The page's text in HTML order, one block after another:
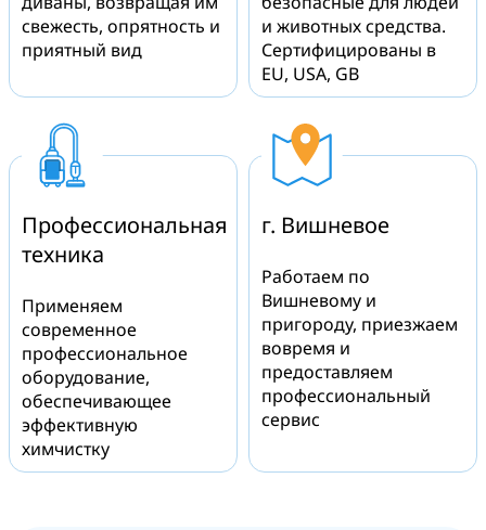
свежесть, опрятность и
приятный вид
и животных средства.
Сертифицированы в
EU, USA, GB
Профессиональная
техника
Применяем
современное
профессиональное
оборудование,
обеспечивающее
эффективную
химчистку
г. Вишневое
Работаем по
Вишневому и
пригороду, приезжаем
вовремя и
предоставляем
профессиональный
сервис